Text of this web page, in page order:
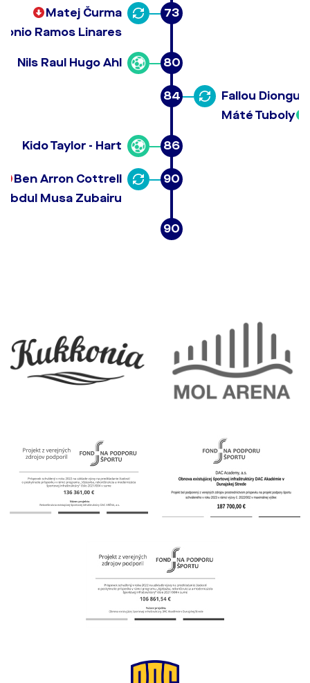
73
Matej Čurma
Ramos Linares
80
Nils Raul Hugo Ahl
84
Fallou Diongue
Máté Tuboly
86
Kido Taylor - Hart
90
Ben Arron Cottrell
Abdul Musa Zubairu
90